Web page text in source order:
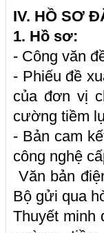
IV. HỒ SƠ
1. Hồ sơ:
- Công văn
- Phiếu đề
của đơn vị
cường tiềm
- Bản cam
công nghệ
Văn bản
Bộ gửi qua
Thuyết minh